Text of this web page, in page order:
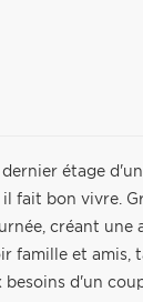
étage
fait bon vivre.
créant une
famille et amis,
besoins d'un